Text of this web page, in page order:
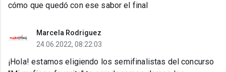
cómo que quedó con ese sabor el final
Marcela Rodriguez
24.06.2022, 08:22:03
¡Hola! estamos eligiendo los semifinalistas del concurso